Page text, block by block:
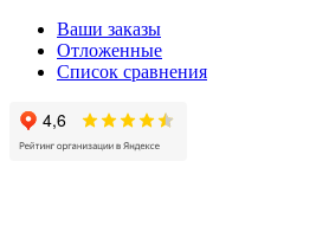
Ваши заказы
Отложенные
Список сравнения